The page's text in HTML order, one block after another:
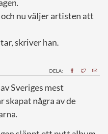
nu väljer artisten att
skriver han.
DELA:
Sveriges mest
skapat några av de